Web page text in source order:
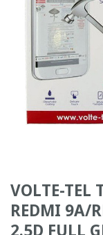
VOLTE-TEL
REDMI 9A/